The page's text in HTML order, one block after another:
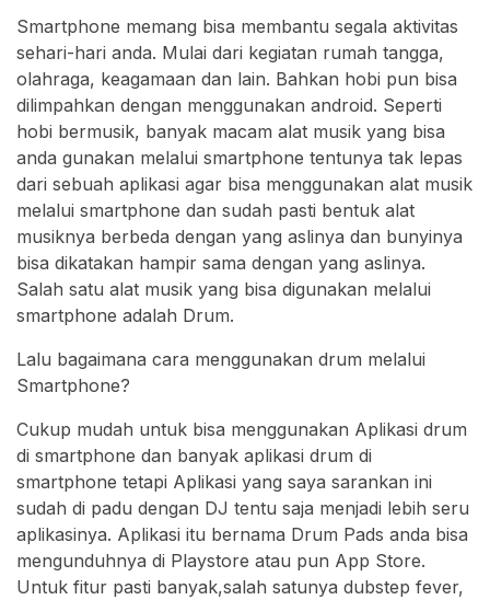
Smartphone memang bisa membantu segala aktivitas
sehari-hari anda. Mulai dari kegiatan rumah tangga,
olahraga, keagamaan dan lain. Bahkan hobi pun bisa
dilimpahkan dengan menggunakan android. Seperti
hobi bermusik, banyak macam alat musik yang bisa
anda gunakan melalui smartphone tentunya tak lepas
dari sebuah aplikasi agar bisa menggunakan alat musik
melalui smartphone dan sudah pasti bentuk alat
musiknya berbeda dengan yang aslinya dan bunyinya
bisa dikatakan hampir sama dengan yang aslinya.
Salah satu alat musik yang bisa digunakan melalui
smartphone adalah Drum.
Lalu bagaimana cara menggunakan drum melalui
Smartphone?
Cukup mudah untuk bisa menggunakan Aplikasi drum
di smartphone dan banyak aplikasi drum di
smartphone tetapi Aplikasi yang saya sarankan ini
sudah di padu dengan DJ tentu saja menjadi lebih seru
aplikasinya. Aplikasi itu bernama Drum Pads anda bisa
mengunduhnya di Playstore atau pun App Store.
Untuk fitur pasti banyak,salah satunya dubstep fever,